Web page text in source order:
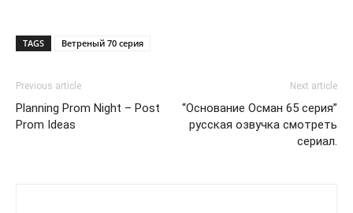
TAGS Ветреный 70 серия
Previous article
Planning Prom Night – Post
Prom Ideas
Next article
“Основание Осман 65 серия”
русская озвучка смотреть
сериал.